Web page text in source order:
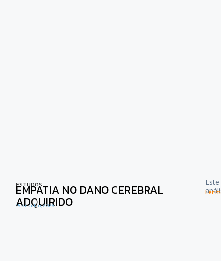
ESTUDOS
EMPATIA NO DANO CEREBRAL
ADQUIRIDO
15 de Julho, 2026
Ler